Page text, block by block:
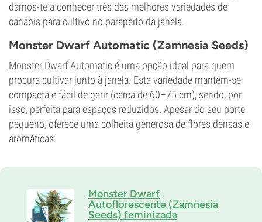
damos-te a conhecer três das melhores variedades de
canábis para cultivo no parapeito da janela.
Monster Dwarf Automatic (Zamnesia Seeds)
Monster Dwarf Automaticé uma opção ideal para quem
procura cultivar junto à janela. Esta variedade mantém-se
compacta e fácil de gerir (cerca de 60–75 cm), sendo, por
isso, perfeita para espaços reduzidos. Apesar do seu porte
pequeno, oferece uma colheita generosa de flores densas e
aromáticas.
Monster Dwarf
Autoflorescente (Zamnesia
Seeds) feminizada